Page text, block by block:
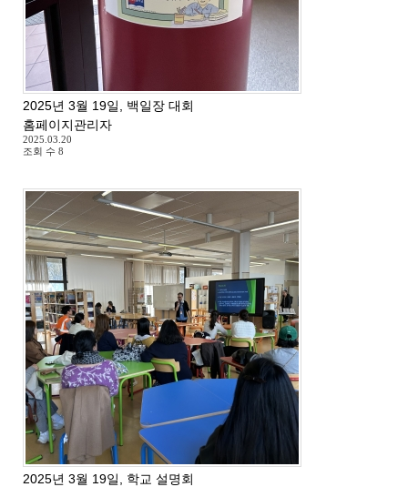
2025년 3월 19일, 백일장 대회
홈페이지관리자
2025.03.20
조회 수 8
2025년 3월 19일, 학교 설명회